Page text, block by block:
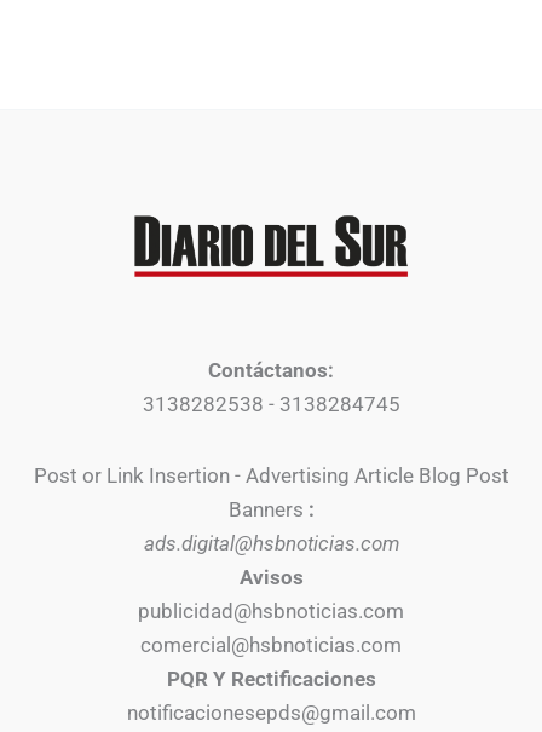
Contáctanos:
3138282538 - 3138284745
Post or Link Insertion - Advertising Article Blog Post
Banners :
ads.digital@hsbnoticias.com
Avisos
publicidad@hsbnoticias.com
comercial@hsbnoticias.com
PQR Y Rectificaciones
notificacionesepds@gmail.com